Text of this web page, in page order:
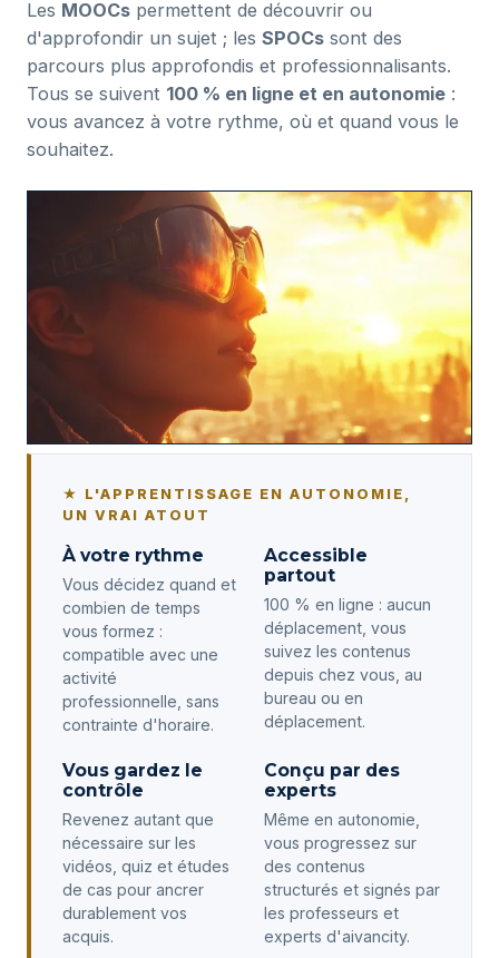
Les MOOCs permettent de découvrir ou
d'approfondir un sujet ; les SPOCs sont des
parcours plus approfondis et professionnalisants.
Tous se suivent 100 % en ligne et en autonomie :
vous avancez à votre rythme, où et quand vous le
souhaitez.
★ L'APPRENTISSAGE EN AUTONOMIE,
UN VRAI ATOUT
À votre rythme
Vous décidez quand et
combien de temps
vous formez :
compatible avec une
activité
professionnelle, sans
contrainte d'horaire.
Accessible
partout
100 % en ligne : aucun
déplacement, vous
suivez les contenus
depuis chez vous, au
bureau ou en
déplacement.
Vous gardez le
contrôle
Revenez autant que
nécessaire sur les
vidéos, quiz et études
de cas pour ancrer
durablement vos
acquis.
Conçu par des
experts
Même en autonomie,
vous progressez sur
des contenus
structurés et signés par
les professeurs et
experts d'aivancity.